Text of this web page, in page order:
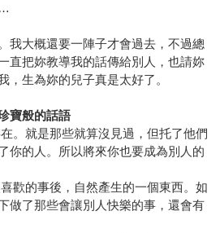
我大概還要一陣子才會過去，不過總
直把妳教導我的話傳給別人，也請妳
，生為妳的兒子真是太好了。
寶般的話語
。就是那些就算沒見過，但托了他們
你的人。所以將來你也要成為別人的
歡的事後，自然產生的一個東西。如
做了那些會讓別人快樂的事，還會有